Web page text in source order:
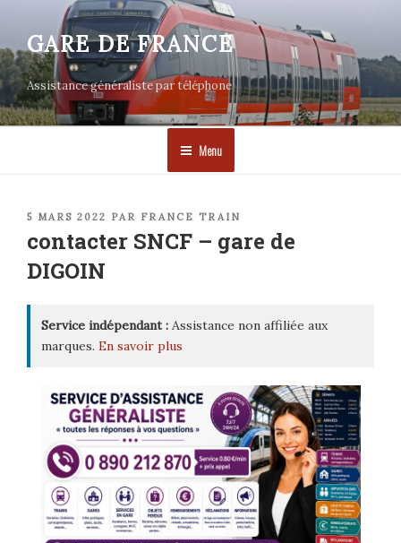
contenu
principal
GARE DE FRANCE
Assistance généraliste par téléphone
Menu
PUBLIÉ
5 MARS 2022 PAR FRANCE TRAIN
contacter SNCF – gare de
DIGOIN
Service indépendant : Assistance non affiliée aux
marques. En savoir plus